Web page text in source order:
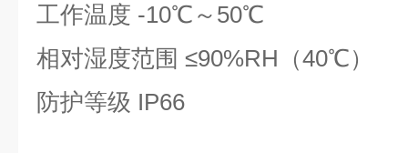
工作温度 -10℃～50℃
相对湿度范围 ≤90%RH（40℃）
防护等级 IP66